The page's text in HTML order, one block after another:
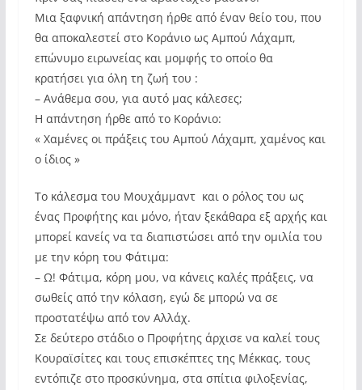
Μια ξαφνική απάντηση ήρθε από έναν θείο του, που
θα αποκαλεστεί στο Κοράνιο ως Αμπού Λάχαμπ,
επώνυμο ειρωνείας και μομφής το οποίο θα
κρατήσει για όλη τη ζωή του :
– Ανάθεμα σου, για αυτό μας κάλεσες;
Η απάντηση ήρθε από το Κοράνιο:
« Χαμένες οι πράξεις του Αμπού Λάχαμπ, χαμένος και
ο ίδιος »
Το κάλεσμα του Μουχάμμαντ και ο ρόλος του ως
ένας Προφήτης και μόνο, ήταν ξεκάθαρα εξ αρχής και
μπορεί κανείς να τα διαπιστώσει από την ομιλία του
με την κόρη του Φάτιμα:
– Ω! Φάτιμα, κόρη μου, να κάνεις καλές πράξεις, να
σωθείς από την κόλαση, εγώ δε μπορώ να σε
προστατέψω από τον Αλλάχ.
Σε δεύτερο στάδιο ο Προφήτης άρχισε να καλεί τους
Κουραϊσίτες και τους επισκέπτες της Μέκκας, τους
εντόπιζε στο προσκύνημα, στα σπίτια φιλοξενίας,